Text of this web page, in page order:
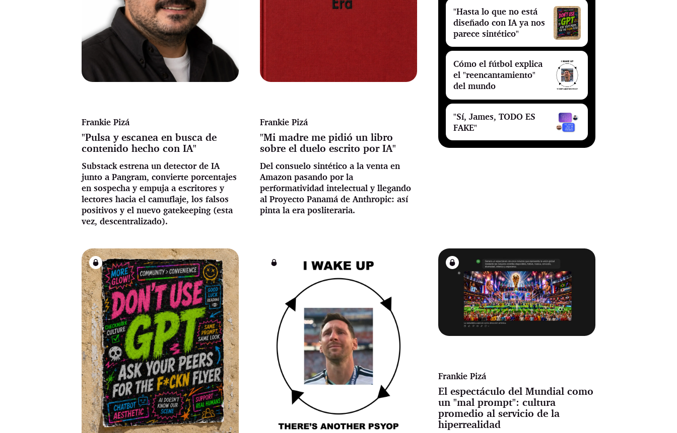
"Hasta lo que no está
diseñado con IA ya nos
parece sintético"
Cómo el fútbol explica
el "reencantamiento"
del mundo
"Sí, James, TODO ES
FAKE"
Frankie Pizá
"Pulsa y escanea en busca de
contenido hecho con IA"
Substack estrena un detector de IA
junto a Pangram, convierte porcentajes
en sospecha y empuja a escritores y
lectores hacia el camuflaje, los falsos
positivos y el nuevo gatekeeping (esta
vez, descentralizado).
Frankie Pizá
"Mi madre me pidió un libro
sobre el duelo escrito por IA"
Del consuelo sintético a la venta en
Amazon pasando por la
performatividad intelectual y llegando
al Proyecto Panamá de Anthropic: así
pinta la era posliteraria.
Frankie Pizá
El espectáculo del Mundial como
un "mal prompt": cultura
promedio al servicio de la
hiperrealidad